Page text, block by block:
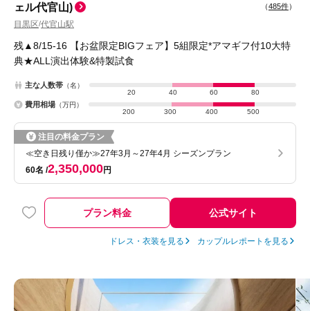
ェル代官山)
目黒区/代官山駅
（485件）
残▲8/15-16 【お盆限定BIGフェア】5組限定*アマギフ付10大特
典★ALL演出体験&特製試食
主な人数帯 （名）
20
40 60 80
費用相場 （万円）
200
300 400 500
注目の料金プラン
≪空き日残り僅か≫27年3月～27年4月 シーズンプラン
60名 2,350,000円
プラン料金 公式サイト
ドレス・衣装を見る カップルレポートを見る